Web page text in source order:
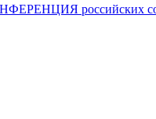
российских